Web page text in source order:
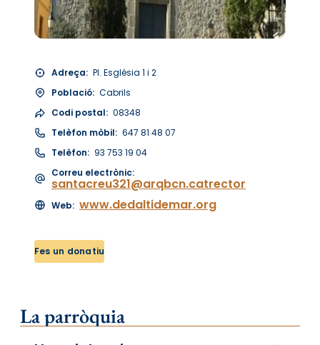
Adreça: Pl. Església 1 i 2
Població: Cabrils
Codi postal: 08348
Telèfon mòbil: 647 81 48 07
Telèfon: 93 753 19 04
Correu electrònic:
santacreu321@arqbcn.catrector
Web: www.dedaltidemar.org
Fes un donatiu
La parròquia